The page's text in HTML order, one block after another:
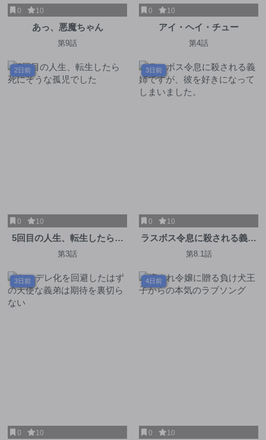
0 10
あっ、悪魔ちゃん
第9話
0 10
アイ・ヘイ・チュー
第4話
2日前
0 10
5回目の人生、転生したら死
にそうな孤児でした
第3話
3日前
0 10
ラスボス令息に殺される義姉
ですが、彼を好きになってし
第8.1話
3日前
0 10
4日前
0 10